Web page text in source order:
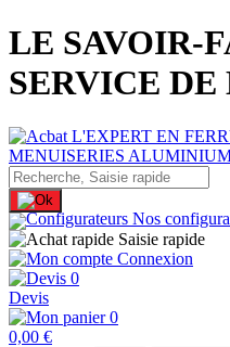
LE SAVOIR-
SERVICE
Nos
Saisie rapide
Connexion
0
Devis
0
0,00 €